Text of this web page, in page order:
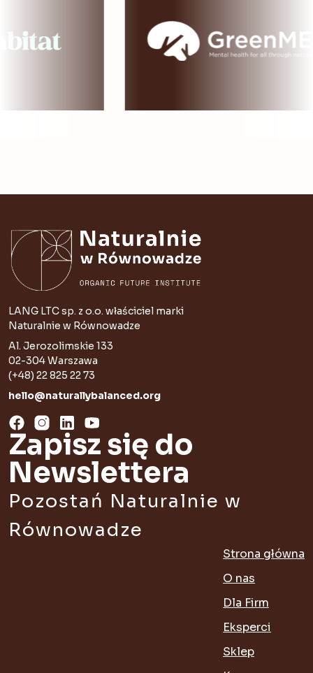
LANG LTC sp. z o.o. właściciel marki
Naturalnie w Równowadze
Al. Jerozolimskie 133
02-304 Warszawa
(+48) 22 825 22 73
hello@naturallybalanced.org
Zapisz się do
Newslettera
Pozostań Naturalnie w
Równowadze
Strona główna
O nas
Dla Firm
Eksperci
Sklep